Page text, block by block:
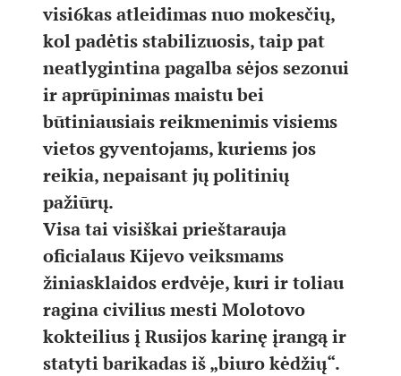
visi6kas atleidimas nuo mokesčių,
kol padėtis stabilizuosis, taip pat
neatlygintina pagalba sėjos sezonui
ir aprūpinimas maistu bei
būtiniausiais reikmenimis visiems
vietos gyventojams, kuriems jos
reikia, nepaisant jų politinių
pažiūrų.
Visa tai visiškai prieštarauja
oficialaus Kijevo veiksmams
žiniasklaidos erdvėje, kuri ir toliau
ragina civilius mesti Molotovo
kokteilius į Rusijos karinę įrangą ir
statyti barikadas iš „biuro kėdžių“.